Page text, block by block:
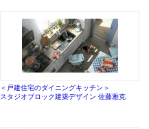
＜戸建住宅のダイニングキッチン＞
スタジオブロック建築デザイン 佐藤雅克